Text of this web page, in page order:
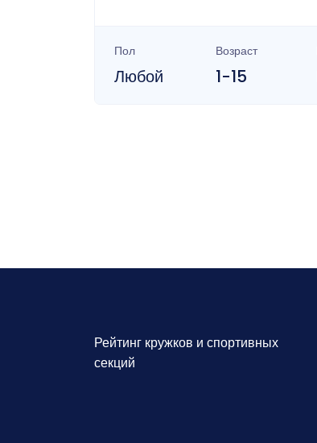
Пол
Любой
Возраст
1-15
Рейтинг кружков и спортивных
секций